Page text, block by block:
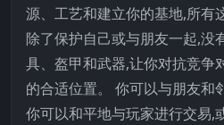
源、工艺和建立你的基地,所有
除了保护自己或与朋友一起,没
具、盔甲和武器,让你对抗竞争
的合适位置。 你可以与朋友和
你可以和平地与玩家进行交易,